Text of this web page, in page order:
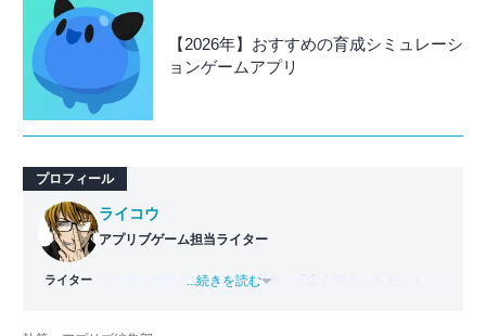
【2026年】おすすめの育成シミュレーシ
ョンゲームアプリ
プロフィール
ライター
ライコウ
アプリブゲーム担当ライター
バンタンゲームアカデミー 出身。「広く深く」をモットー
...続きを読む